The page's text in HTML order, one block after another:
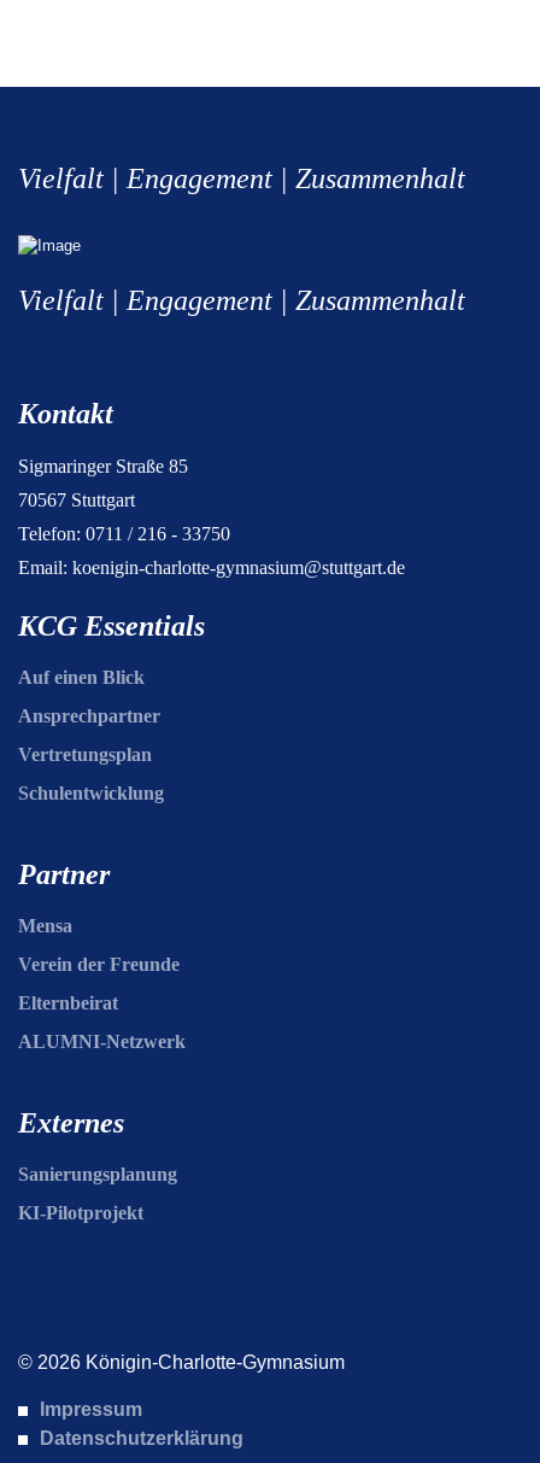
Vielfalt | Engagement | Zusammenhalt
Vielfalt | Engagement | Zusammenhalt
Kontakt
Sigmaringer Straße 85
70567 Stuttgart
Telefon: 0711 / 216 - 33750
Email: koenigin-charlotte-gymnasium@stuttgart.de
KCG Essentials
Auf einen Blick
Ansprechpartner
Vertretungsplan
Schulentwicklung
Partner
Mensa
Verein der Freunde
Elternbeirat
ALUMNI-Netzwerk
Externes
Sanierungsplanung
KI-Pilotprojekt
Impressum
Datenschutzerklärung
© 2026 Königin-Charlotte-Gymnasium